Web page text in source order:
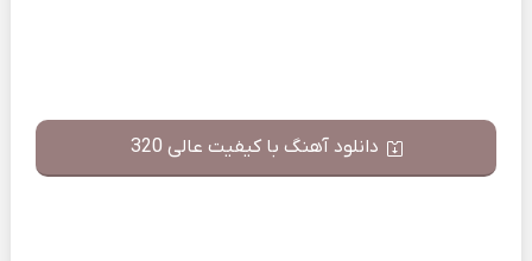
دانلود آهنگ با کیفیت عالی 320